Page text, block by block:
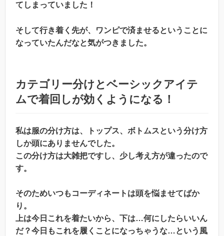
てしまっていました！
そして行き着く先が、ワンピで済ませるということに
なっていたんだなと気がつきました。
カテゴリー分けとベーシックアイテ
ムで着回しが効くようになる！
私は服の分け方は、トップス、ボトムスという分け方
しか頭にありませんでした。
この分け方は大雑把ですし、少し考え方が違ったので
す。
そのためいつもコーディネートは頭を悩ませてばか
り。
上は今日これを着たいから、下は…何にしたらいいん
だ？今日もこれを履くことになっちゃうな…という風